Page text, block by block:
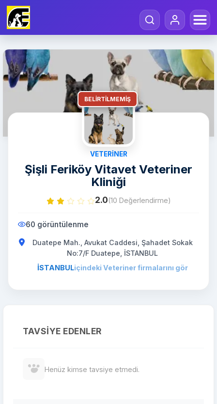
BELIRTILMEMIŞ
VETERINER
Şişli Feriköy Vitavet Veteriner
Kliniği
2.0(10 Değerlendirme)
60 görüntülenme
Duatepe Mah., Avukat Caddesi, Şahadet Sokak
No:7/F Duatepe, İSTANBUL
İSTANBULiçindeki Veteriner firmalarını gör
TAVSIYE EDENLER
Henüz kimse tavsiye etmedi.